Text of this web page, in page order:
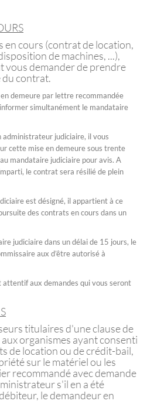
en cours (contrat de location,
de machines, ...),
demander de prendre
contrat.
demeure par lettre recommandée
simultanément le mandataire
administrateur judiciaire, il vous
cette mise en demeure sous trente
mandataire judiciaire pour avis. A
le contrat sera résilié de plein
est désigné, il appartient à ce
des contrats en cours dans un
judiciaire dans un délai de 15 jours, le
aux d’être autorisé à
attentif aux demandes qui vous seront
titulaires d'une clause de
organismes ayant consenti
de location ou de crédit-bail,
sur le matériel ou les
recommandé avec demande
s'il en a été
le demandeur en